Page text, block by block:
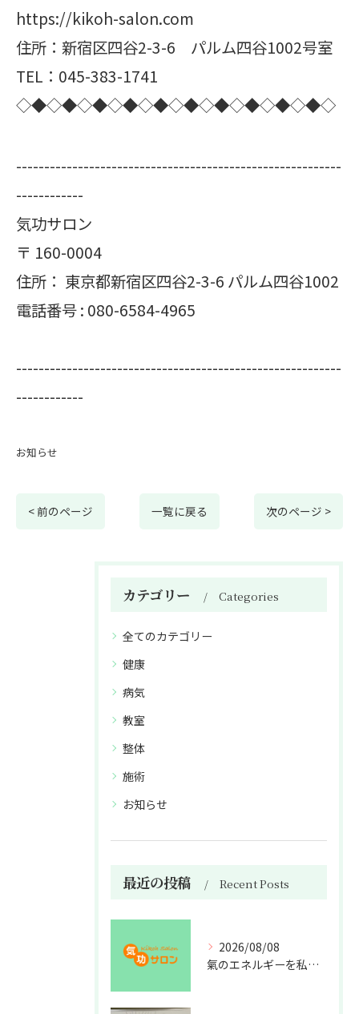
https://kikoh-salon.com
住所：新宿区四谷2-3-6 パルム四谷1002号室
TEL：045-383-1741
◇◆◇◆◇◆◇◆◇◆◇◆◇◆◇◆◇◆◇◆◇
----------------------------------------------------------
------------
気功サロン
〒 160-0004
住所： 東京都新宿区四谷2-3-6 パルム四谷1002
電話番号 : 080-6584-4965
----------------------------------------------------------
------------
お知らせ
< 前のページ 一覧に戻る 次のページ >
カテゴリー Categories
全てのカテゴリー
健康
病気
教室
整体
施術
お知らせ
最近の投稿 Recent Posts
2026/08/08
氣のエネルギーを私利私欲のために使うな